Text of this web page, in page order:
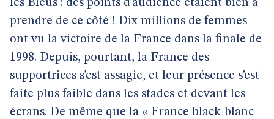
les Bleus : des points d’audience étaient bien à
prendre de ce côté ! Dix millions de femmes
ont vu la victoire de la France dans la finale de
1998. Depuis, pourtant, la France des
supportrices s’est assagie, et leur présence s’est
faite plus faible dans les stades et devant les
écrans. De même que la « France black-blanc-